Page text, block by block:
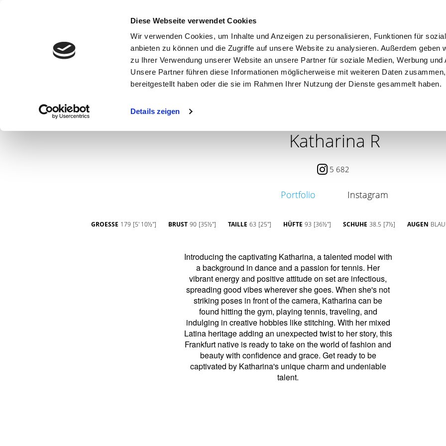
Diese Webseite verwendet Cookies
Wir verwenden Cookies, um Inhalte und Anzeigen zu personalisieren, Funktionen für
anbieten zu können und die Zugriffe auf unsere Website zu analysieren. Außerdem geben
zu Ihrer Verwendung unserer Website an unsere Partner für soziale Medien, Werbung und
Unsere Partner führen diese Informationen möglicherweise mit weiteren Daten
bereitgestellt haben oder die sie im Rahmen Ihrer Nutzung der Dienste gesammelt haben.
Details zeigen
MAIN BOARD
NEW FACES
Katharina R
5 682
Portfolio Instagram
GROESSE 179 [5' 10½''] BRUST 90 [35½''] TAILLE 63 [25''] HÜFTE 93 [36½''] SCHUHE 38.5 [7½] AUGEN BLAU
Introducing the captivating Katharina, a talented model with
a background in dance and a passion for tennis. Her
vibrant energy and positive attitude on set are infectious,
spreading good vibes wherever she goes. When she's not
striking poses in front of the camera, Katharina can be
found hitting the gym, playing tennis, traveling, and
indulging in creative hobbies like stitching. With her mixed
Latina heritage adding an unexpected twist to her story, this
Frankfurt native is ready to take on the world of fashion and
beauty with confidence and grace. Get ready to be
captivated by Katharina's unique charm and undeniable